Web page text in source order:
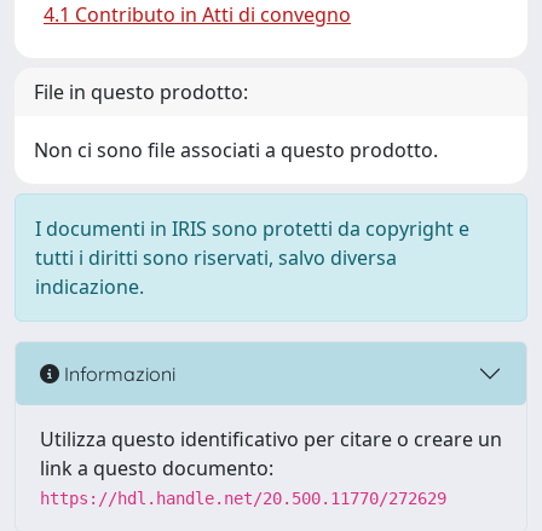
4.1 Contributo in Atti di convegno
File in questo prodotto:
Non ci sono file associati a questo prodotto.
I documenti in IRIS sono protetti da copyright e
tutti i diritti sono riservati, salvo diversa
indicazione.
Informazioni
Utilizza questo identificativo per citare o creare un
link a questo documento:
https://hdl.handle.net/20.500.11770/272629